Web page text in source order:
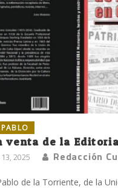
venta de la
2025 Redacción
de la Torriente, de la